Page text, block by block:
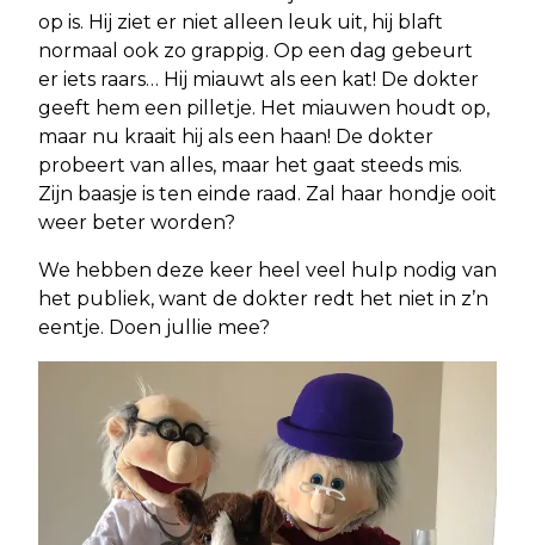
op is. Hij ziet er niet alleen leuk uit, hij blaft
normaal ook zo grappig. Op een dag gebeurt
er iets raars… Hij miauwt als een kat! De dokter
geeft hem een pilletje. Het miauwen houdt op,
maar nu kraait hij als een haan! De dokter
probeert van alles, maar het gaat steeds mis.
Zijn baasje is ten einde raad. Zal haar hondje ooit
weer beter worden?
We hebben deze keer heel veel hulp nodig van
het publiek, want de dokter redt het niet in z’n
eentje. Doen jullie mee?